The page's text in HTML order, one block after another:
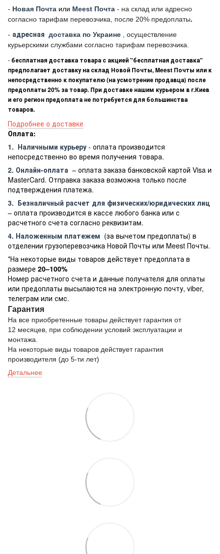
- Новая Почта или Meest Почта - на склад или адресно
согласно тарифам перевозчика, после 20% предоплаты.
- адресная доставка по Украине
, осуществление
курьерскими службами согласно тарифам перевозчика.
- бесплатная доставка товара с акцией "бесплатная доставка"
предполагает доставку на склад Новой Почты, Meest Почты или к
непосредственно к покупателю (на усмотрение продавца) после
предоплаты 20% за товар. При доставке нашим курьером в г.Киев
и его регион предоплата не потребуется для большинства
товаров.
Подробнее о доставке
Оплата:
1. Наличными курьеру - оплата производится
непосредственно во время получения товара.
2. Онлайн-оплата – оплата заказа банковской картой Visa и
MasterCard. Отправка заказа возможна только после
подтверждения платежа.
3. Безналичный расчет для физических/юридических лиц
– оплата производится в кассе любого банка или с
расчетного счета согласно реквизитам.
4. Наложенным платежем (за вычетом предоплаты) в
отделении грузоперевозчика Новой Почты или Meest Почты.
*На некоторые виды товаров действует предоплата в
размере 20–100%
Номер расчетного счета и данные получателя для оплаты
или предоплаты высылаются на электронную почту, viber,
телеграм или смс.
Гарантия
На все приобретенные товары действует гарантия от
12 месяцев, при соблюдении условий эксплуатации и
монтажа.
На некоторые виды товаров действует гарантия
производителя (до 5-ти лет)
Детальнее